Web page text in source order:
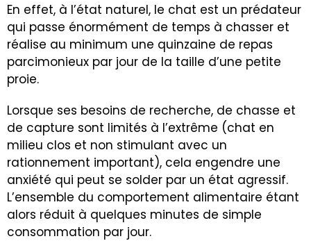
En effet, à l’état naturel, le chat est un prédateur
qui passe énormément de temps à chasser et
réalise au minimum une quinzaine de repas
parcimonieux par jour de la taille d’une petite
proie.
Lorsque ses besoins de recherche, de chasse et
de capture sont limités à l’extrême (chat en
milieu clos et non stimulant avec un
rationnement important), cela engendre une
anxiété qui peut se solder par un état agressif.
L’ensemble du comportement alimentaire étant
alors réduit à quelques minutes de simple
consommation par jour.